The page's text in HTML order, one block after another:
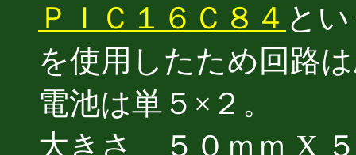
ＰＩＣ１６Ｃ８４ と
を使用したため回路
電池は単５×２。
大きさ ５０ｍｍ X